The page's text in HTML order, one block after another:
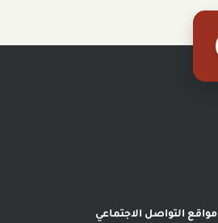
مواقع التواصل الاجتماعي